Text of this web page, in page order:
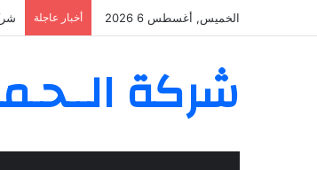
الخميس, أغسطس 6 2026 أخبار عاجلة
شركة